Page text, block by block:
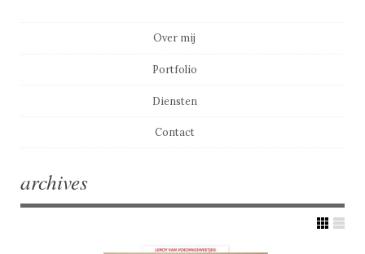
Over mij
Portfolio
Diensten
Contact
archives